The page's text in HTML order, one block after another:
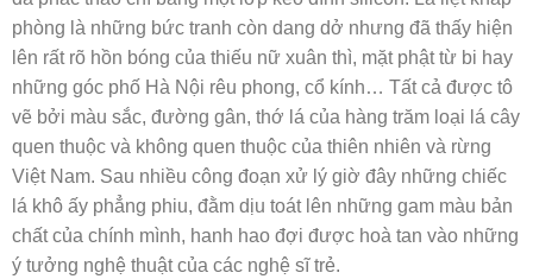
phòng là những bức tranh còn dang dở nhưng đã thấy hiện
lên rất rõ hồn bóng của thiếu nữ xuân thì, mặt phật từ bi hay
những góc phố Hà Nội rêu phong, cổ kính… Tất cả được tô
vẽ bởi màu sắc, đường gân, thớ lá của hàng trăm loại lá cây
quen thuộc và không quen thuộc của thiên nhiên và rừng
Việt Nam. Sau nhiều công đoạn xử lý giờ đây những chiếc
lá khô ấy phẳng phiu, đằm dịu toát lên những gam màu bản
chất của chính mình, hanh hao đợi được hoà tan vào những
ý tưởng nghệ thuật của các nghệ sĩ trẻ.